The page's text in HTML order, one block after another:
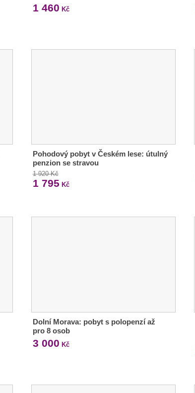
1 460 Kč
Pohodový pobyt v Českém lese: útulný
penzion se stravou
1 920 Kč
1 795 Kč
Dolní Morava: pobyt s polopenzí až
pro 8 osob
3 000 Kč